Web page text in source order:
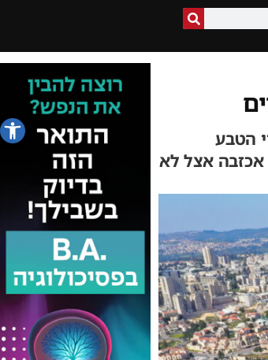
פתח
הטבע
אצל לא